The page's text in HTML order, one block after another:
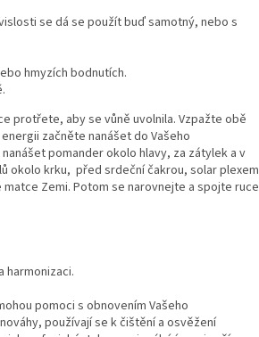
se dá se použít buď samotný, nebo s
hmyzích bodnutích.
protřete, aby se vůně uvolnila. Vzpažte obě
začněte nanášet do Vašeho
pomander okolo hlavy, za zátylek a v
okolo krku, před srdeční čakrou, solar plexem
Zemi. Potom se narovnejte a spojte ruce
harmonizaci.
pomoci s obnovením Vašeho
používají se k čištění a osvěžení